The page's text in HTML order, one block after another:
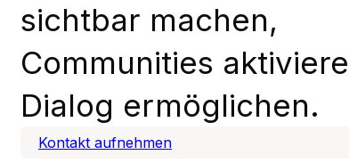
sichtbar machen,
Communities
Dialog ermöglichen.
Kontakt aufnehmen